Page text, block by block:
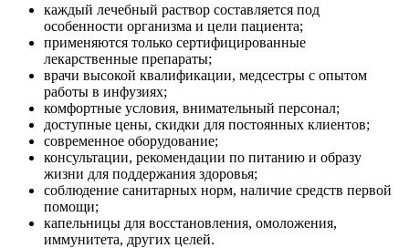
каждый лечебный раствор составляется под
особенности организма и цели пациента;
применяются только сертифицированные
лекарственные препараты;
врачи высокой квалификации, медсестры с опытом
работы в инфузиях;
комфортные условия, внимательный персонал;
доступные цены, скидки для постоянных клиентов;
современное оборудование;
консультации, рекомендации по питанию и образу
жизни для поддержания здоровья;
соблюдение санитарных норм, наличие средств первой
помощи;
капельницы для восстановления, омоложения,
иммунитета, других целей.